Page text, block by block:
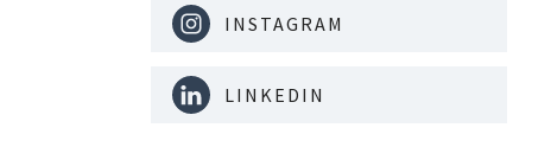
INSTAGRAM
LINKEDIN